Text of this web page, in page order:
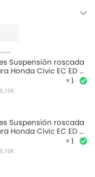
Suspensión roscada
Honda Civic EC ED EE
×1
Suspensión roscada
Honda Civic EC ED EE
×1